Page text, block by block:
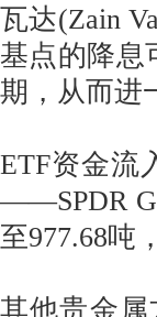
瓦达(Zain
基点的降息
期，从而进
ETF资金流
——SPDR
至977.68吨
其他贵金属